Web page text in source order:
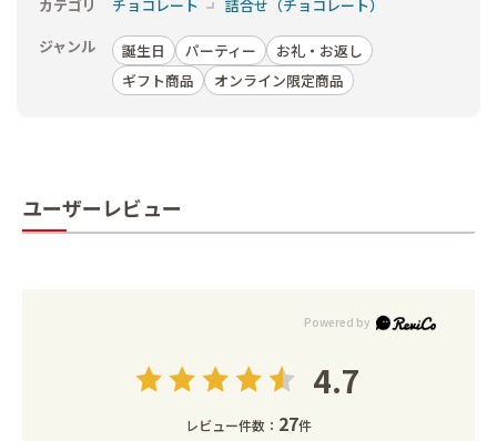
カテゴリ チョコレート
詰合せ（チョコレート）
ジャンル
誕生日 パーティー
お礼・お返し
ギフト商品
オンライン限定商品
ユーザーレビュー
4.7
レビュー件数： 27件